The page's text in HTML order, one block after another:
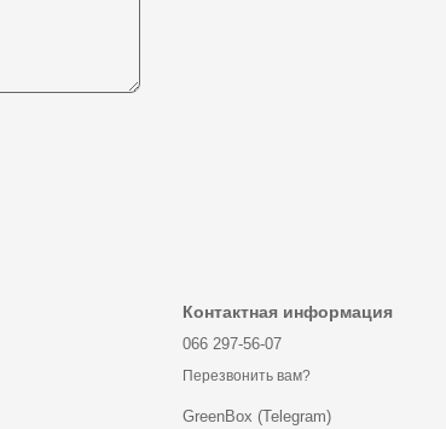
Контактная информация
066 297-56-07
Перезвонить вам?
GreenBox (Telegram)